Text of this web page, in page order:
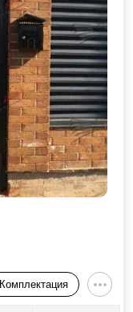
Комплектация